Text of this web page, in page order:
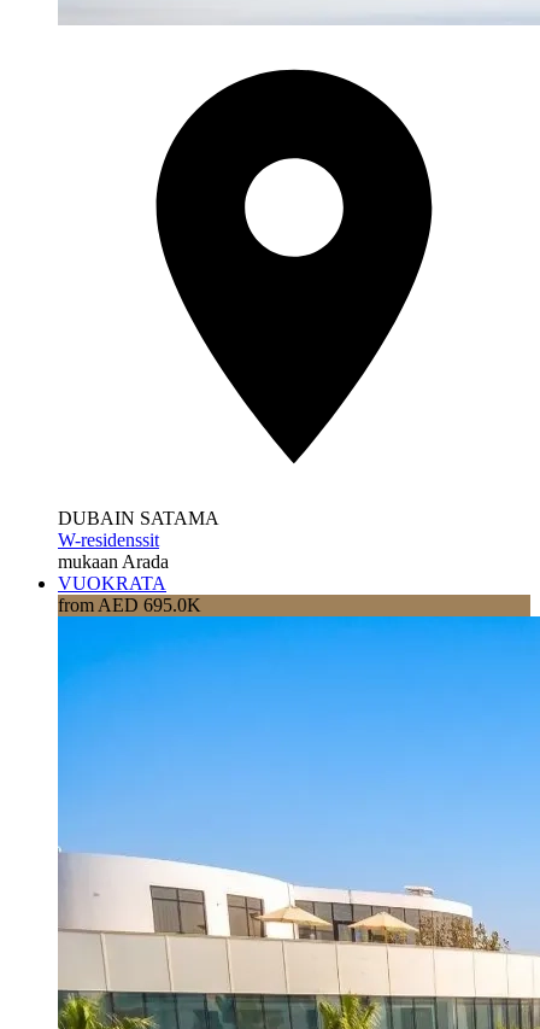
DUBAIN SATAMA
W-residenssit
mukaan Arada
VUOKRATA
from AED 695.0K